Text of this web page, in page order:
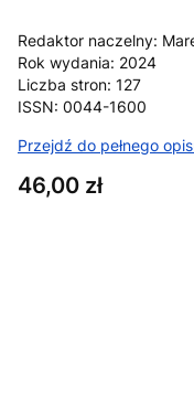
Redaktor naczelny:
Rok wydania: 2024
Liczba stron: 127
ISSN: 0044-1600
Przejdź do pełnego
Cena
46,00 zł